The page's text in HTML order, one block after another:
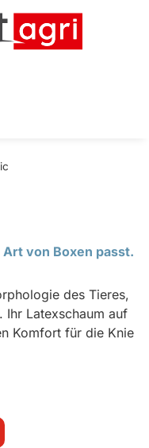
von Boxen passt.
des Tieres,
Ihr Latexschaum auf
Komfort für die Knie